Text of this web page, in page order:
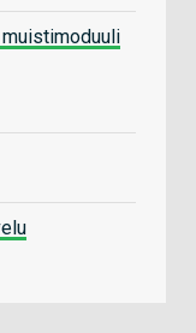
muistimoduuli